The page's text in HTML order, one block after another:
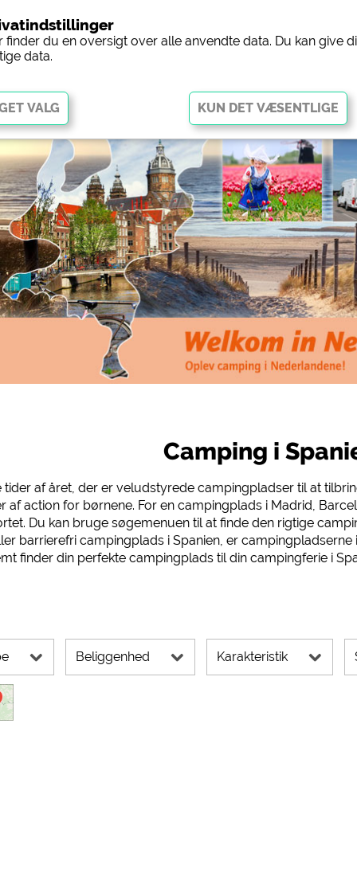
Camping i
af året, der er veludstyrede campingpladser til at
action for børnene. For en campingplads i Madrid,
Du kan bruge søgemenuen til at finde den rigtige
barrierefri campingplads i Spanien, er
finder din perfekte campingplads til din campingferie i
Beliggenhed Karakteristik
finder du en oversigt over alle anvendte data. Du kan give
data.
cookies muliggør grundlæggende funktioner og er afgørende for, at
korrekt. Uden disse cookies fungerer dele af webstedetikke.
Media
af campingplads (forhåndsvisning af
med campingpladser)
siehe
(Eksempel på Facebook-siden med
https://
medier / Social Media
(Videoer fra campingpladser)
Analytics https://
Ads
https://
kan ændres når som helst i sidefoden via